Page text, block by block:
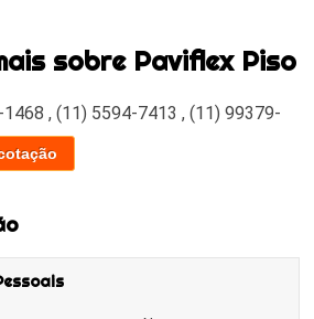
sobre Paviflex Piso
1468 ,(11) 5594-7413 ,(11) 99379-